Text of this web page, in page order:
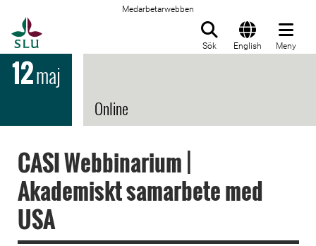
Medarbetarwebben
Sök English Meny
12maj
Online
CASI Webbinarium |
Akademiskt samarbete med
USA